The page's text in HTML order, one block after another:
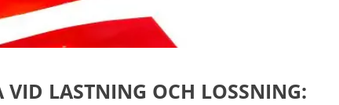
VID LASTNING OCH LOSSNING: